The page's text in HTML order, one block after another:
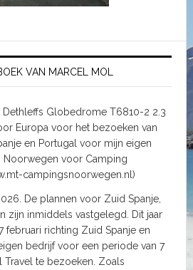
VAN MARCEL MOL
Globedrome T6810-2 2.3
Europa voor het bezoeken van
en Portugal voor mijn eigen
Noorwegen voor Camping
campingsnoorwegen.nl)
De plannen voor Zuid Spanje,
zijn inmiddels vastgelegd. Dit jaar
februari richting Zuid Spanje en
bedrijf voor een periode van 7
Travel te bezoeken. Zoals